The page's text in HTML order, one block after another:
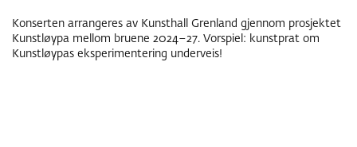
Konserten arrangeres av Kunsthall Grenland gjennom prosjektet
Kunstløypa mellom bruene 2024–27. Vorspiel: kunstprat om
Kunstløypas eksperimentering underveis!